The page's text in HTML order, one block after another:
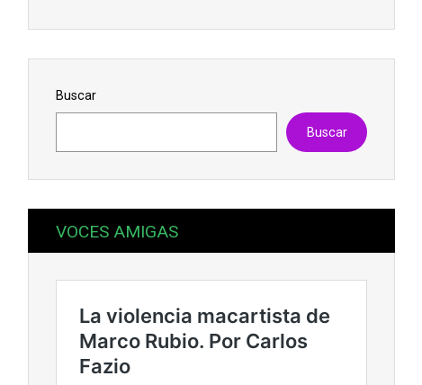
Buscar
Buscar
VOCES AMIGAS